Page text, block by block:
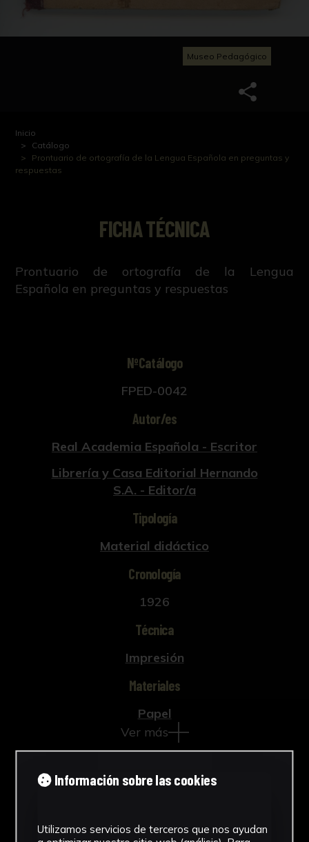
Museo Pedagógico
Inicio
Catálogo
Prontuario de ortografía de la Lengua Española en preguntas y
respuestas
FICHA TÉCNICA
Prontuario de ortografía de la Lengua
Española en preguntas y respuestas
NºCatálogo
FPED-0042
Autor/es
Real Academia Española - Escritor
Librería y Casa Editorial Hernando
S.A. - Editor/a
Tipología
Material didáctico
Cronología
1926
Técnica
Impresión
Materiales
Papel
Ver más
Información sobre las cookies
Utilizamos servicios de terceros que nos ayudan